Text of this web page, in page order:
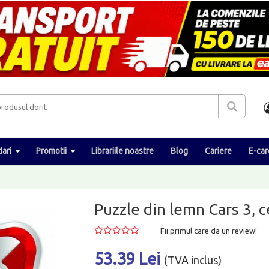
Promotii Librariile noastre Blog Cariere E-
Puzzle din lemn Cars 3,
Fii primul care da un review!
53.39 Lei (TVA inclus)